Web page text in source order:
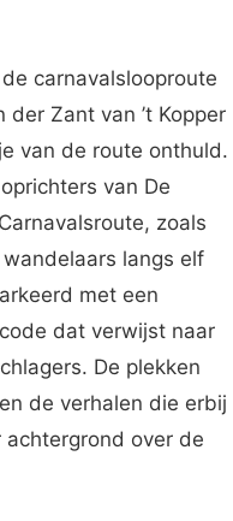
carnavalslooproute
Zant van ’t Kopper
van de route onthuld.
van De
zoals
langs elf
met een
dat verwijst naar
De plekken
de verhalen die erbij
over de